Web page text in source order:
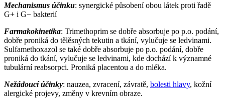
Mechanismus účinku: synergické působení obou látek proti řadě
G+ i G− bakterií
Farmakokinetika: Trimethoprim se dobře absorbuje po p.o. podání,
dobře proniká do tělěsných tekutin a tkání, vylučuje se ledvinami.
Sulfamethoxazol se také dobře absorbuje po p.o. podání, dobře
proniká do tkání, vylučuje se ledvinami, kde dochází k významné
tubulární reabsorpci. Proniká placentou a do mléka.
Nežádoucí účinky: nauzea, zvracení, závratě, bolesti hlavy, kožní
alergické projevy, změny v krevním obraze.